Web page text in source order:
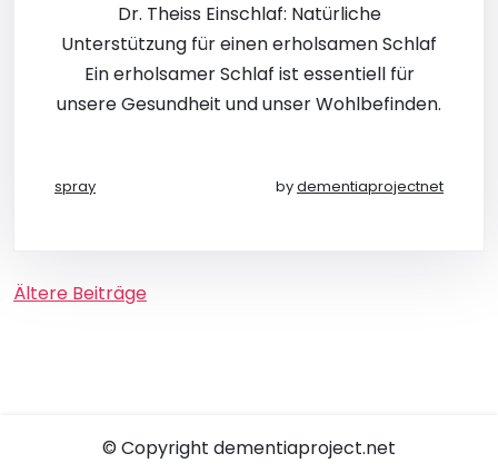
Dr. Theiss Einschlaf: Natürliche
Unterstützung für einen erholsamen Schlaf
Ein erholsamer Schlaf ist essentiell für
unsere Gesundheit und unser Wohlbefinden.
spray bydementiaprojectnet
Beitragsnavigation
Ältere Beiträge
© Copyright dementiaproject.net